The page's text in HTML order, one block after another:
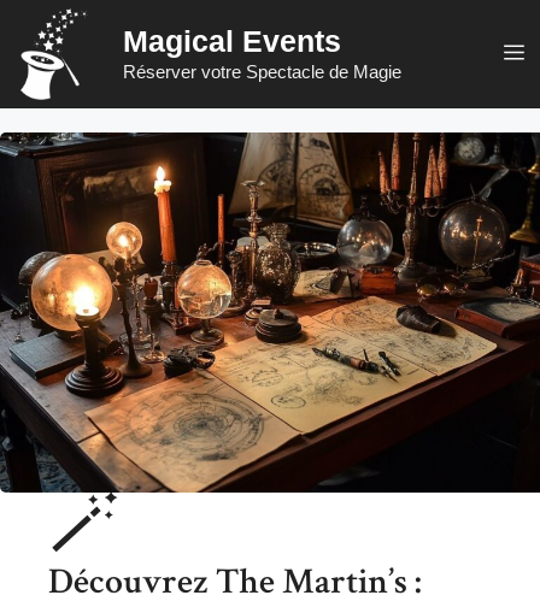
contenu
Magical Events
Réserver votre Spectacle de Magie
🪄
Découvrez The Martin’s :